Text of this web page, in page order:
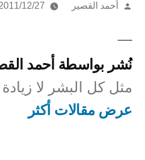
تمّ
بواسطة
أحمد القصير 12/27
نُشر بواسطة أحمد
مثل كل البشر لا
عرض مقالات أكثر